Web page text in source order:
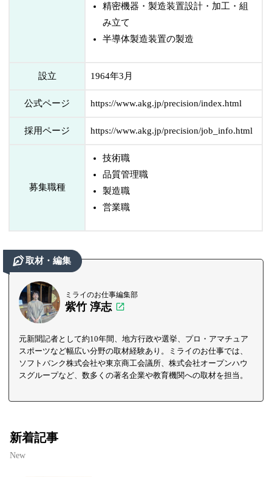
精密機器・製造装置設計・加工・組
み立て
半導体製造装置の製造
設立 1964年3月
公式ページ https://www.akg.jp/precision/index.html
採用ページ https://www.akg.jp/precision/job_info.html
募集職種
技術職
品質管理職
製造職
営業職
取材・編集
ミライのお仕事編集部
紫竹 淳志
元新聞記者として約10年間、地方行政や選挙、プロ・アマチュア
スポーツなど幅広い分野の取材経験あり。ミライのお仕事では、
ソフトバンク株式会社や東京商工会議所、株式会社オープンハウ
スグループなど、数多くの著名企業や教育機関への取材を担当。
新着記事
New